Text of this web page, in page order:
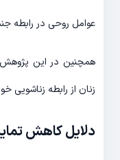
عوامل روحی در رابطه
همچنین در این
زنان از رابطه زناشویی
دلایل کاهش